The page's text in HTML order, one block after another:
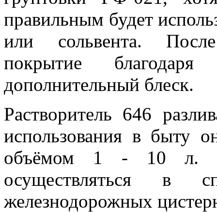
правильным будет
или сольвента.
покрытие благодаря
дополнительный блеск.
Растворитель 646
использования в быту
объёмом 1 - 10 л.
осуществляться в
железнодорожных